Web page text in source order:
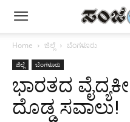
Home ಜಿಲ್ಲೆ ಬೆಂಗಳೂರು
ಜಿಲ್ಲೆ ಬೆಂಗಳೂರು
ಭಾರತದ
ದೊಡ್ಡ ಸವಾಲು!